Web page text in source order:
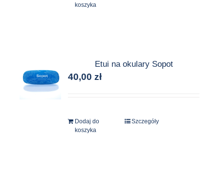
koszyka
Etui na okulary Sopot
40,00zł
Dodaj do
koszyka
Szczegóły